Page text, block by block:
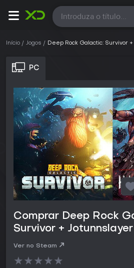
Todas
Início Jogos Deep Rock Galactic: Survivor
PC
Comprar Deep Rock
Survivor +
Ver no Steam
★★★★★